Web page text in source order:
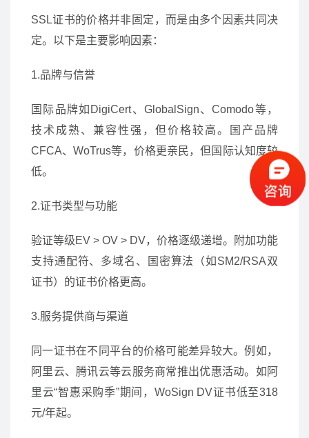
SSL证书的价格并非固定，而是由多个因素共同决
定。以下是主要影响因素：
1.品牌与信誉
国际品牌如DigiCert、GlobalSign、Comodo等，
技术成熟、兼容性强，但价格较高。国产品牌
CFCA、WoTrus等，价格更亲民，但国际认知度较
低。
2.证书类型与功能
验证等级EV > OV > DV，价格逐级递增。附加功能
支持通配符、多域名、国密算法（如SM2/RSA双
证书）的证书价格更高。
3.服务提供商与渠道
同一证书在不同平台的价格可能差异较大。例如，
阿里云、腾讯云等云服务商常推出优惠活动。如阿
里云“智惠采购季”期间，WoSign DV证书低至318
元/年起。